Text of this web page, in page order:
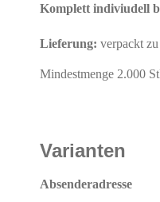
Komplett indiviudell
Lieferung: verpackt
Mindestmenge 2.000
Varianten
Absenderadresse